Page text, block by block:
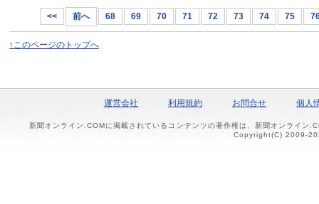
<< 前へ 68 69 70 71 72 73 74 75
↑このページのトップへ
運営会社 利用規約 お問合せ 個人
新聞オンライン.COMに掲載されているコンテンツの著作権は、新聞オンライン
Copyright(C) 2009-